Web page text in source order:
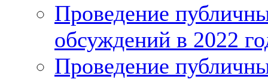
Проведение
обсуждений в 2022
Проведение